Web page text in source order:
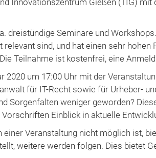
Innovationszentrum Gießen (TIG)
dreistündige Seminare und
sind, und hat einen sehr
Teilnahme ist kostenfrei, eine
2020 um 17:00 Uhr mit der
für IT-Recht sowie für Urheber-
Sorgenfalten weniger geworden?
Einblick in aktuelle
Veranstaltung nicht möglich ist,
weitere werden folgen. Dies bietet